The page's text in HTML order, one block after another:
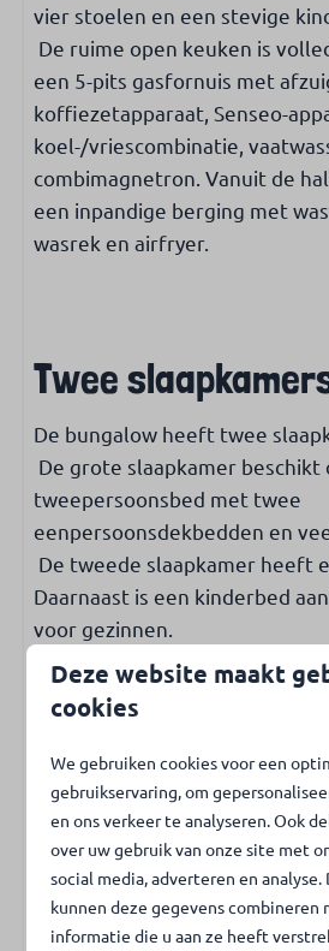
Verwarmen & koelen
Centrale verwarming
Airconditioning
Internet & TV
Gratis WiFi
Smart TV
Rookmelder
Koolmonoxidemelder
Toegankelijkheid
Gelijkvloers
Slaapkamer op begane
Badkamer op begane grond
Kinderen & Familie
Kinderstoel
Buiten
Tuin met gazon
Tuin met privacy
Tuin op het zuiden
vier stoelen en een stevige
De ruime open keuken is
een 5-pits gasfornuis met
koffiezetapparaat, Senseo-
koel-/vriescombinatie,
combimagnetron. Vanuit de
een inpandige berging met
wasrek en airfryer.
Twee
De bungalow heeft twee
De grote slaapkamer beschikt
tweepersoonsbed met twee
eenpersoonsdekbedden en
De tweede slaapkamer heeft
Daarnaast is een kinderbed
voor gezinnen.
Badkamer
De badkamer is uitgerust met
(regen)douche en een
kast.
Het onlangs gerenoveerde
Deze website maakt
cookies
We gebruiken cookies voor een
gebruikservaring, om
en ons verkeer te analyseren. Ook
over uw gebruik van onze site met
social media, adverteren en analyse.
kunnen deze gegevens combineren
informatie die u aan ze heeft